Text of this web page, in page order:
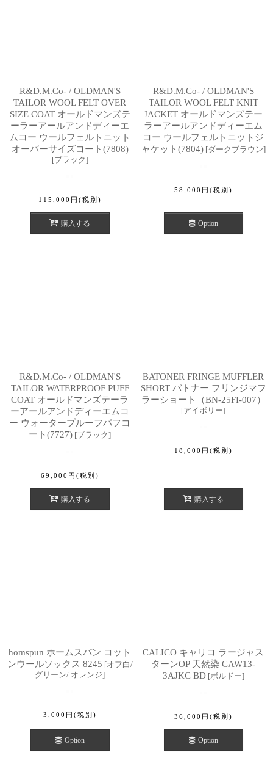
R&D.M.Co- / OLDMAN'S
TAILOR WOOL FELT OVER
SIZE COAT オールドマンズテ
ーラーアールアンドディーエ
ムコー ウールフェルトニット
オーバーサイズコート(7808)
[ブラック]
115,000 円 (税別)
購入する
R&D.M.Co- / OLDMAN'S
TAILOR WOOL FELT KNIT
JACKET オールドマンズテー
ラーアールアンドディーエム
コー ウールフェルトニットジ
ャケット(7804) [ダークブラウン]
58,000 円 (税別)
Option
R&D.M.Co- / OLDMAN'S
TAILOR WATERPROOF PUFF
COAT オールドマンズテーラ
ーアールアンドディーエムコ
ー ウォータープルーフパフコ
ート(7727) [ブラック]
69,000 円 (税別)
購入する
BATONER FRINGE MUFFLER
SHORT バトナー フリンジマフ
ラーショート（BN-25FI-007）
[アイボリー]
18,000 円 (税別)
購入する
homspun ホームスパン コット
ンウールソックス 8245 [オフ白/
グリーン/ オレンジ]
3,000 円 (税別)
Option
CALICO キャリコ ラージャス
ターンOP 天然染 CAW13-
3AJKC BD [ボルドー]
36,000 円 (税別)
Option